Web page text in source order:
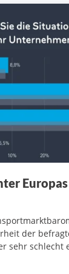
der
sehr schlecht